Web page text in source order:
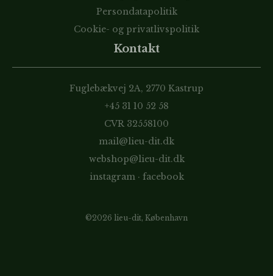
Persondatapolitik
Cookie- og privatlivspolitik
Kontakt
Fuglebækvej 2A, 2770 Kastrup
+45 31 10 52 58
CVR 32558100
mail@lieu-dit.dk
webshop@lieu-dit.dk
instagram· facebook
©2026 lieu-dit, København